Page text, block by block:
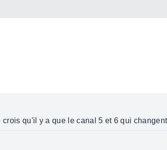
qu'il y a que le canal 5 et 6 qui